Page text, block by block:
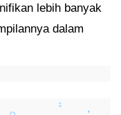
lebih banyak
dalam